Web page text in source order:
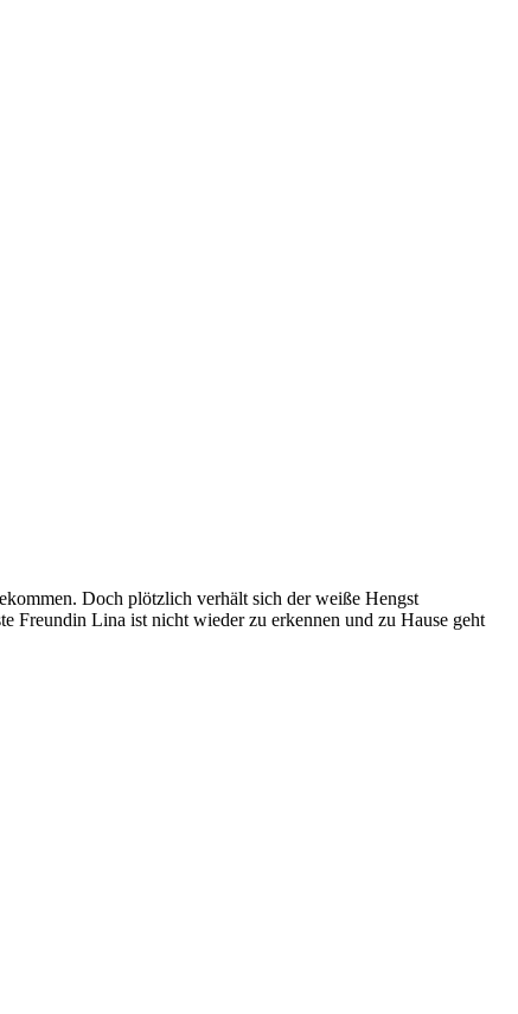
Doch plötzlich verhält sich der weiße Hengst
Freundin Lina ist nicht wieder zu erkennen und zu Hause geht